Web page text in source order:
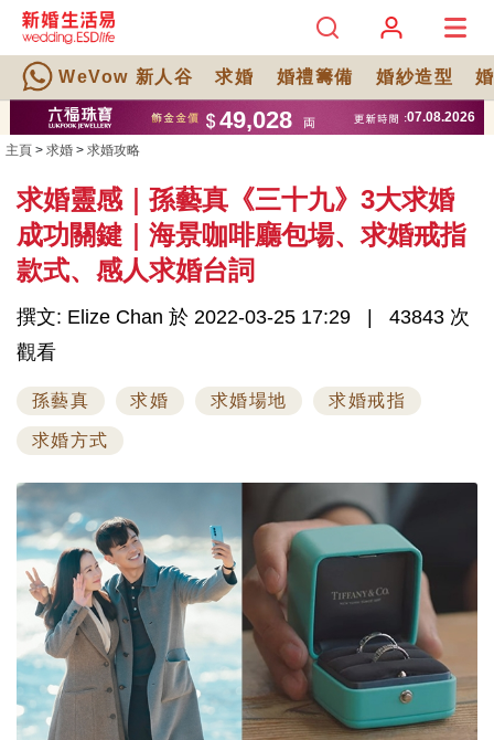
WeVow 新人谷 求婚 婚禮籌備 婚紗造型
主頁 > 求婚 > 求婚攻略
求婚靈感｜孫藝真《三十九》3大求婚
成功關鍵｜海景咖啡廳包場、求婚戒指
款式、感人求婚台詞
撰文: Elize Chan 於 2022-03-25 17:29
43843 次
觀看
孫藝真 求婚 求婚場地
求婚戒指
求婚方式